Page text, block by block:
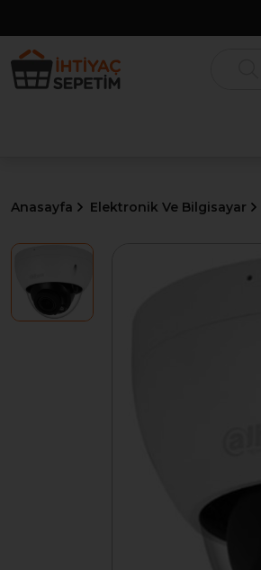
Anasayfa Elektronik Ve Bilgisayar